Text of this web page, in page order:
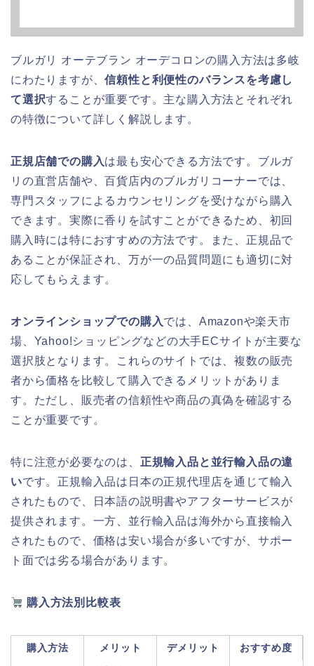
ブルガリ オーテブラン オーデコロンの購入方法は多岐
にわたりますが、信頼性と利便性のバランスを考慮し
て選択することが重要です。主な購入方法とそれぞれ
の特徴について詳しく解説します。
正規店舗での購入は最も安心できる方法です。ブルガ
リの直営店舗や、百貨店内のブルガリコーナーでは、
専門スタッフによるカウンセリングを受けながら購入
できます。実際に香りを試すことができるため、初回
購入時には特におすすめの方法です。また、正規品で
あることが保証され、万が一の品質問題にも適切に対
応してもらえます。
オンラインショップでの購入では、Amazonや楽天市
場、Yahoo!ショッピングなどの大手ECサイトが主要な
選択肢となります。これらのサイトでは、複数の販売
者から価格を比較して購入できるメリットがありま
す。ただし、販売者の信頼性や商品の真偽を確認する
ことが重要です。
特に注意が必要なのは、 正規輸入品と並行輸入品の違
いです。正規輸入品は日本の正規代理店を通じて輸入
されたもので、日本語の説明書やアフターサービスが
提供されます。一方、並行輸入品は海外から直接輸入
されたもので、価格は安い場合が多いですが、サポー
ト面では劣る場合があります。
購入方法別比較表
購入方法 メリット デメリット おすすめ度